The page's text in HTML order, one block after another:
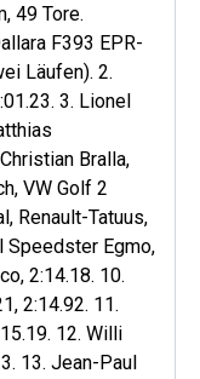
49 Tore.
F393 EPR-
Läufen). 2.
3. Lionel
Bralla,
VW Golf 2
Renault-Tatuus,
Speedster Egmo,
2:14.18. 10.
2:14.92. 11.
12. Willi
13. Jean-Paul